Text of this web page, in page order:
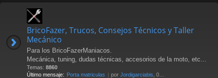
BricoFazer, Trucos, Consejos Técnicos y Taller
Mecánico
Para los BricoFazerManiacos.
Mecánica, tuning, dudas técnicas, accesorios de la moto, etc...
Temas: 8860
Último mensaje: Porta matriculas por Jordigarciabis , 09 Jul 2026 16:10